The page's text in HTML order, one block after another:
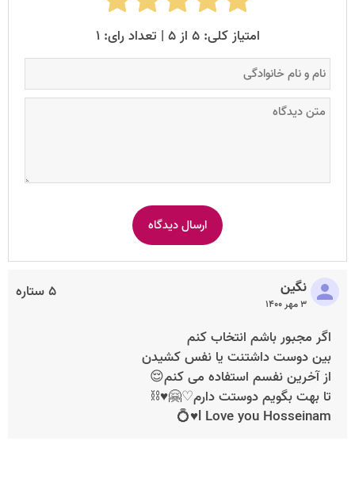
امتیاز کلی: ۵ از ۵ | تعداد رای: ۱
۵ ستاره نگین
۳ مهر ۱۴۰۰
اگر مجبور باشم انتخاب کنم
بین دوست داشتنت یا نفس کشیدن
از آخرین نفسم استفاده می کنم😌
تا بهت بگویم دوستت دارم♡🤗♥️⛓️
l Love you Hosseinam♥️💍